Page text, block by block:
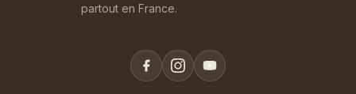
partout en France.